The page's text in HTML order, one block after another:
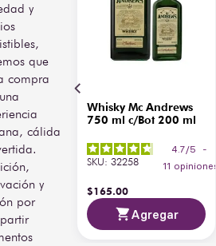
Las Papotas Tajín Pérez
son una explosión de
sabor que une lo clásico
de la papa frita con el
toque picosito y cítrico que
caracteriza al Tajín.
y
que
compra
cálida
y
por
Whisky Mc Andrews
750 ml c/Bot 200 ml
4.7/5
-
11 opiniones
SKU: 32258
$165.00
Agregar